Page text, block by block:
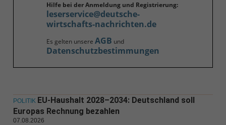
Hilfe bei der Anmeldung und Registrierung:
leserservice@deutsche-
wirtschafts-nachrichten.de
Es gelten unsere AGB und
Datenschutzbestimmungen
POLITIK EU-Haushalt 2028–2034: Deutschland soll
Europas Rechnung bezahlen
07.08.2026